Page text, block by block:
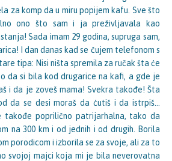
za komp da u miru popijem kafu. Sve što
ono što sam i ja preživljavala kao
Sada imam 29 godina, supruga sam,
I dan danas kad se čujem telefonom s
tipa: Nisi ništa spremila za ručak šta će
da si bila kod drugarice na kafi, a gde je
i da je zoveš mama! Svekra takođe! Šta
da se desi moraš da ćutiš i da istrpiš…
takođe poprilično patrijarhalna, tako da
na 300 km i od jednih i od drugih. Borila
porodicom i izborila se za svoje, ali za to
svojoj majci koja mi je bila neverovatna